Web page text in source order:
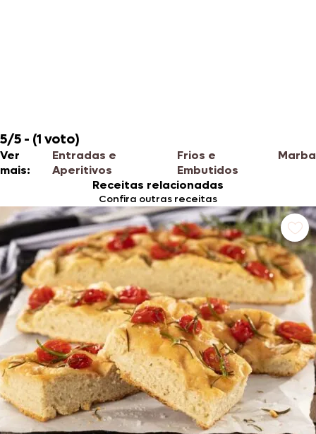
5/5 - (1 voto)
Ver
mais:
Entradas e
Aperitivos
Frios e
Embutidos
Marba
Receitas relacionadas
Confira outras receitas